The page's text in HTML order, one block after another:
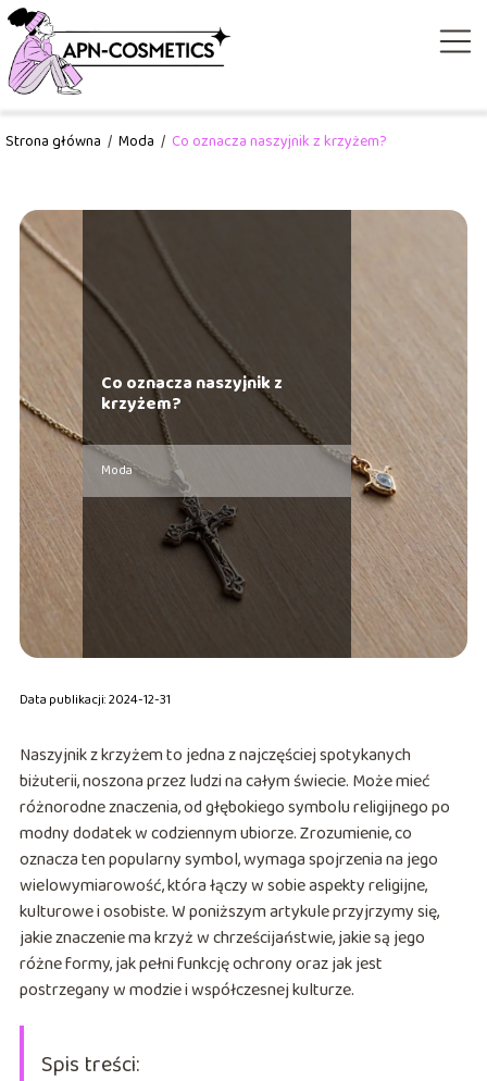
Strona główna / Moda / Co oznacza naszyjnik z krzyżem?
Co oznacza naszyjnik z
krzyżem?
Moda
Data publikacji: 2024-12-31
Naszyjnik z krzyżem to jedna z najczęściej spotykanych
biżuterii, noszona przez ludzi na całym świecie. Może mieć
różnorodne znaczenia, od głębokiego symbolu religijnego po
modny dodatek w codziennym ubiorze. Zrozumienie, co
oznacza ten popularny symbol, wymaga spojrzenia na jego
wielowymiarowość, która łączy w sobie aspekty religijne,
kulturowe i osobiste. W poniższym artykule przyjrzymy się,
jakie znaczenie ma krzyż w chrześcijaństwie, jakie są jego
różne formy, jak pełni funkcję ochrony oraz jak jest
postrzegany w modzie i współczesnej kulturze.
Spis treści: